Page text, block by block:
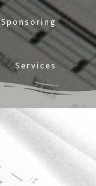
Sponsoring
Services